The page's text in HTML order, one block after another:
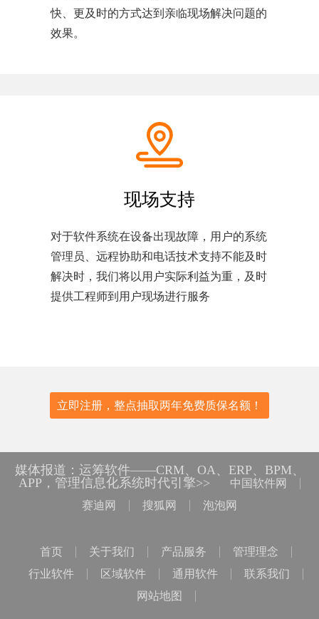
快、更及时的方式达到亲临现场解决问题的
效果。
现场支持
对于软件系统在设备出现故障，用户的系统
管理员、远程协助和电话技术支持不能及时
解决时，我们将以用户实际利益为重，及时
提供工程师到用户现场进行服务
立即注册，整点抽取两年免费质保名额！
媒体报道：运筹软件——CRM、OA、ERP、BPM、
APP，管理信息化系统时代引擎>>
中国软件网
赛迪网
搜狐网 泡泡网
首页 关于我们 产品服务
管理理念
行业软件
区域软件 通用软件
联系我们
网站地图